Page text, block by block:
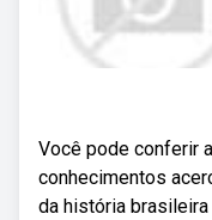
Você pode conferir
conhecimentos
da história